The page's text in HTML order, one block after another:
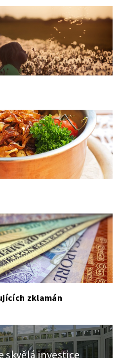
zklamán
skvělá investice